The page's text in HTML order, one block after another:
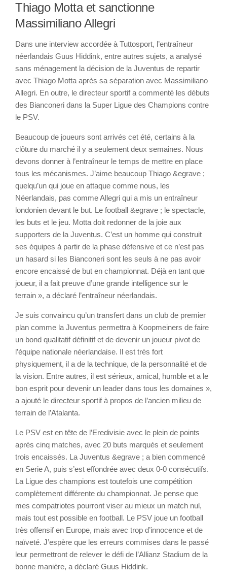
Thiago Motta et sanctionne
Massimiliano Allegri
Dans une interview accordée à Tuttosport, l’entraîneur
néerlandais Guus Hiddink, entre autres sujets, a analysé
sans ménagement la décision de la Juventus de repartir
avec Thiago Motta après sa séparation avec Massimiliano
Allegri. En outre, le directeur sportif a commenté les débuts
des Bianconeri dans la Super Ligue des Champions contre
le PSV.
Beaucoup de joueurs sont arrivés cet été, certains à la
clôture du marché il y a seulement deux semaines. Nous
devons donner à l’entraîneur le temps de mettre en place
tous les mécanismes. J’aime beaucoup Thiago &egrave ;
quelqu’un qui joue en attaque comme nous, les
Néerlandais, pas comme Allegri qui a mis un entraîneur
londonien devant le but. Le football &egrave ; le spectacle,
les buts et le jeu. Motta doit redonner de la joie aux
supporters de la Juventus. C’est un homme qui construit
ses équipes à partir de la phase défensive et ce n’est pas
un hasard si les Bianconeri sont les seuls à ne pas avoir
encore encaissé de but en championnat. Déjà en tant que
joueur, il a fait preuve d’une grande intelligence sur le
terrain », a déclaré l’entraîneur néerlandais.
Je suis convaincu qu’un transfert dans un club de premier
plan comme la Juventus permettra à Koopmeiners de faire
un bond qualitatif définitif et de devenir un joueur pivot de
l’équipe nationale néerlandaise. Il est très fort
physiquement, il a de la technique, de la personnalité et de
la vision. Entre autres, il est sérieux, amical, humble et a le
bon esprit pour devenir un leader dans tous les domaines »,
a ajouté le directeur sportif à propos de l’ancien milieu de
terrain de l’Atalanta.
Le PSV est en tête de l’Eredivisie avec le plein de points
après cinq matches, avec 20 buts marqués et seulement
trois encaissés. La Juventus &egrave ; a bien commencé
en Serie A, puis s’est effondrée avec deux 0-0 consécutifs.
La Ligue des champions est toutefois une compétition
complètement différente du championnat. Je pense que
mes compatriotes pourront viser au mieux un match nul,
mais tout est possible en football. Le PSV joue un football
très offensif en Europe, mais avec trop d’innocence et de
naïveté. J’espère que les erreurs commises dans le passé
leur permettront de relever le défi de l’Allianz Stadium de la
bonne manière, a déclaré Guus Hiddink.